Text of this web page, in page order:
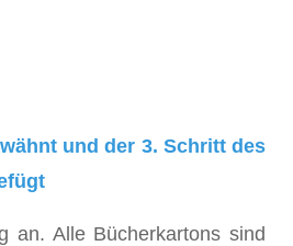
und der 3. Schritt des
an. Alle Bücherkartons sind